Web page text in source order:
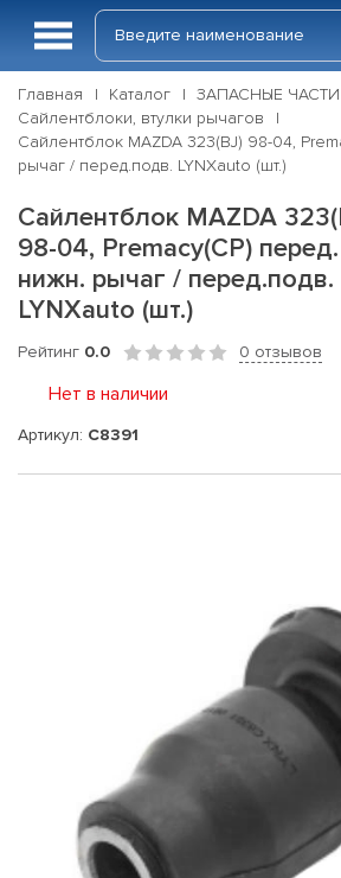
Главная Каталог ЗАПАСНЫЕ ЧАСТИ
Сайлентблоки, втулки рычагов
Сайлентблок MAZDA 323(BJ) 98-04,
рычаг / перед.подв. LYNXauto (шт.)
Сайлентблок MAZDA
98-04, Premacy(CP)
нижн. рычаг / перед.подв.
LYNXauto (шт.)
Рейтинг 0.0 0 отзывов
Нет в наличии
Артикул: C8391